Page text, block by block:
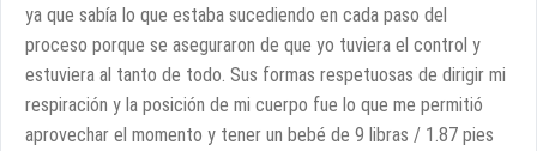
ya que sabía lo que estaba sucediendo en cada paso del
proceso porque se aseguraron de que yo tuviera el control y
estuviera al tanto de todo. Sus formas respetuosas de dirigir mi
respiración y la posición de mi cuerpo fue lo que me permitió
aprovechar el momento y tener un bebé de 9 libras / 1.87 pies